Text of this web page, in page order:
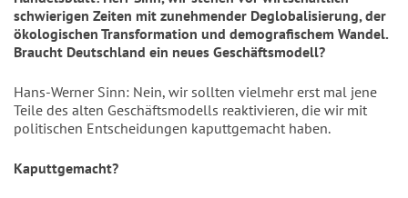
schwierigen Zeiten mit zunehmender Deglobalisierung, der
ökologischen Transformation und demografischem Wandel.
Braucht Deutschland ein neues Geschäftsmodell?
Hans-Werner Sinn: Nein, wir sollten vielmehr erst mal jene
Teile des alten Geschäftsmodells reaktivieren, die wir mit
politischen Entscheidungen kaputtgemacht haben.
Kaputtgemacht?